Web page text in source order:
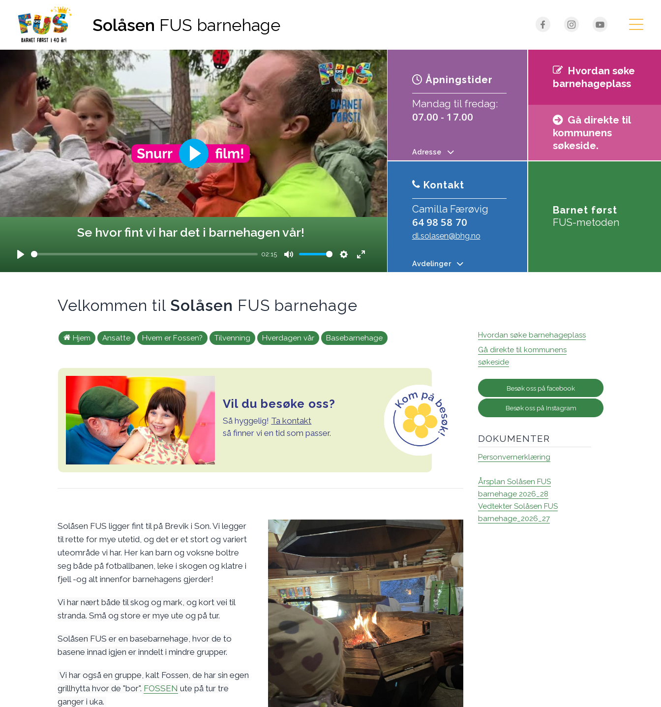
Hopp til innhold
Solåsen FUS barnehage
02:15
Se hvor fint vi har det i barnehagen vår!
Åpningstider
Mandag til fredag:
07.00 - 17.00
Adresse
Hvordan søke
barnehageplass
Gå direkte til
kommunens
søkeside.
Kontakt
Camilla Færøvig
64 98 58 70
dl.solasen@bhg.no
Avdelinger
Barnet først
FUS-metoden
Velkommen til Solåsen FUS barnehage
Hjem Ansatte Hvem er Fossen? Tilvenning Hverdagen vår Basebarnehage
Vil du besøke oss?
Så hyggelig! Ta kontakt
så finner vi en tid som passer.
Solåsen FUS ligger fint til på Brevik i Son. Vi legger
til rette for mye utetid, og det er et stort og variert
uteområde vi har. Her kan barn og voksne boltre
seg både på fotballbanen, leke i skogen og klatre i
fjell -og alt innenfor barnehagens gjerder!
Vi har nært både til skog og mark, og kort vei til
stranda. Små og store er mye ute og på tur.
Solåsen FUS er en basebarnehage, hvor de to
basene innad igjen er inndelt i mindre grupper.
Vi har også en gruppe, kalt Fossen, de har sin egen
grillhytta hvor de "bor". FOSSEN ute på tur tre
ganger i uka.
Hvordan søke barnehageplass
Gå direkte til kommunens
søkeside
Besøk oss på facebook
Besøk oss på Instagram
DOKUMENTER
Personvernerklæring
Årsplan Solåsen FUS
barnehage 2026_28
Vedtekter Solåsen FUS
barnehage_2026_27